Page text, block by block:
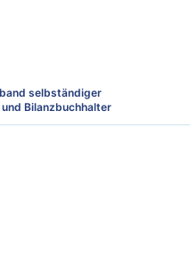
selbständiger
Bilanzbuchhalter